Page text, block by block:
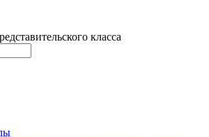
класса